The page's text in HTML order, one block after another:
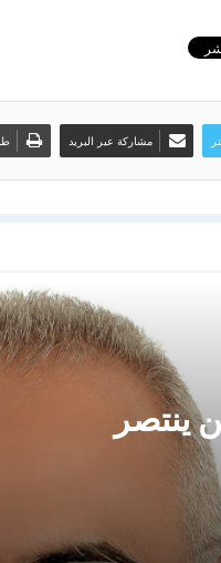
مشاركة عبر البريد
ينتصر
والتراجع:
أمام قنبلة